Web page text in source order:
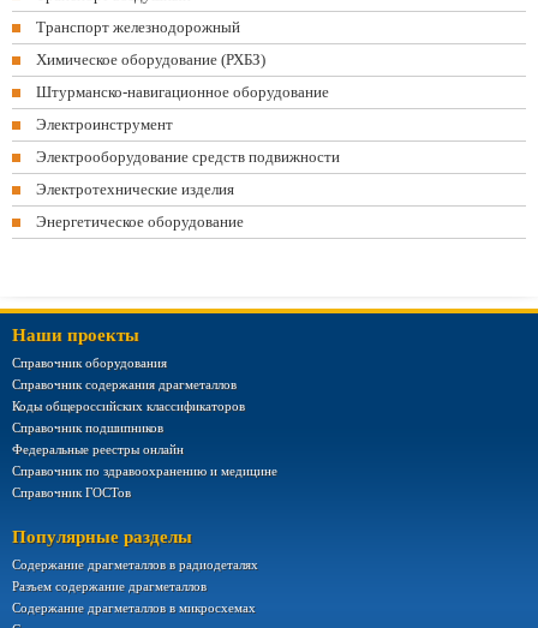
Транспорт железнодорожный
Химическое оборудование (РХБЗ)
Штурманско-навигационное оборудование
Электроинструмент
Электрооборудование средств подвижности
Электротехнические изделия
Энергетическое оборудование
Наши проекты
Справочник оборудования
Справочник содержания драгметаллов
Коды общероссийских классификаторов
Справочник подшипников
Федеральные реестры онлайн
Справочник по здравоохранению и медицине
Справочник ГОСТов
Популярные разделы
Содержание драгметаллов в радиодеталях
Разъем содержание драгметаллов
Содержание драгметаллов в микросхемах